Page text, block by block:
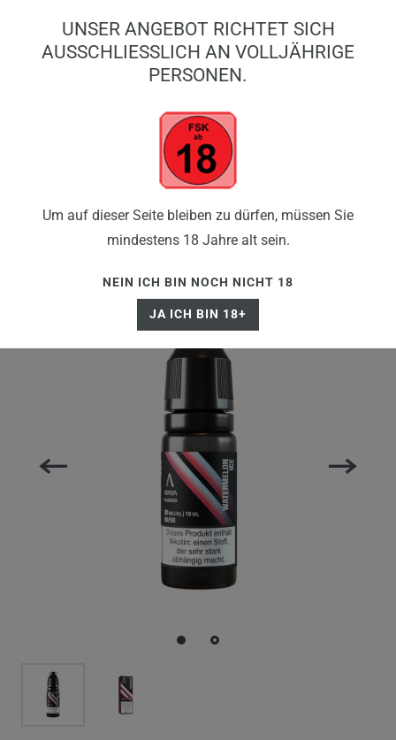
0
0,00 EUR
UNSER ANGEBOT RICHTET SICH
AUSSCHLIESSLICH AN VOLLJÄHRIGE P
ERSONEN.
Um auf dieser Seite bleiben zu dürfen, müssen Sie
mindestens 18 Jahre alt sein.
NEIN ICH BIN NOCH NICHT 18
JA ICH BIN 18+